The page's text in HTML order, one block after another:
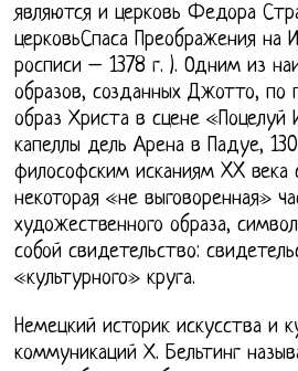
являются и церковь Федора
церковьСпаса Преображения на
росписи – 1378 г. ). Одним из
образов, созданных Джотто, по
образ Христа в сцене «Поцелуй
капеллы дель Арена в Падуе,
философским исканиям XX века
некоторая «не выговоренная»
художественного образа,
собой свидетельство:
«культурного» круга.
Немецкий историк искусства и
коммуникаций Х. Бельтинг